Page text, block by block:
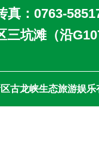
真：0763-
三坑滩（沿
古龙峡生态旅游娱